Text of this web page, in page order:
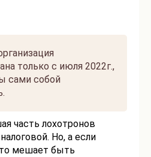
только с июля 2022г.,
сами собой
часть лохотронов
Но, а если
мешает быть